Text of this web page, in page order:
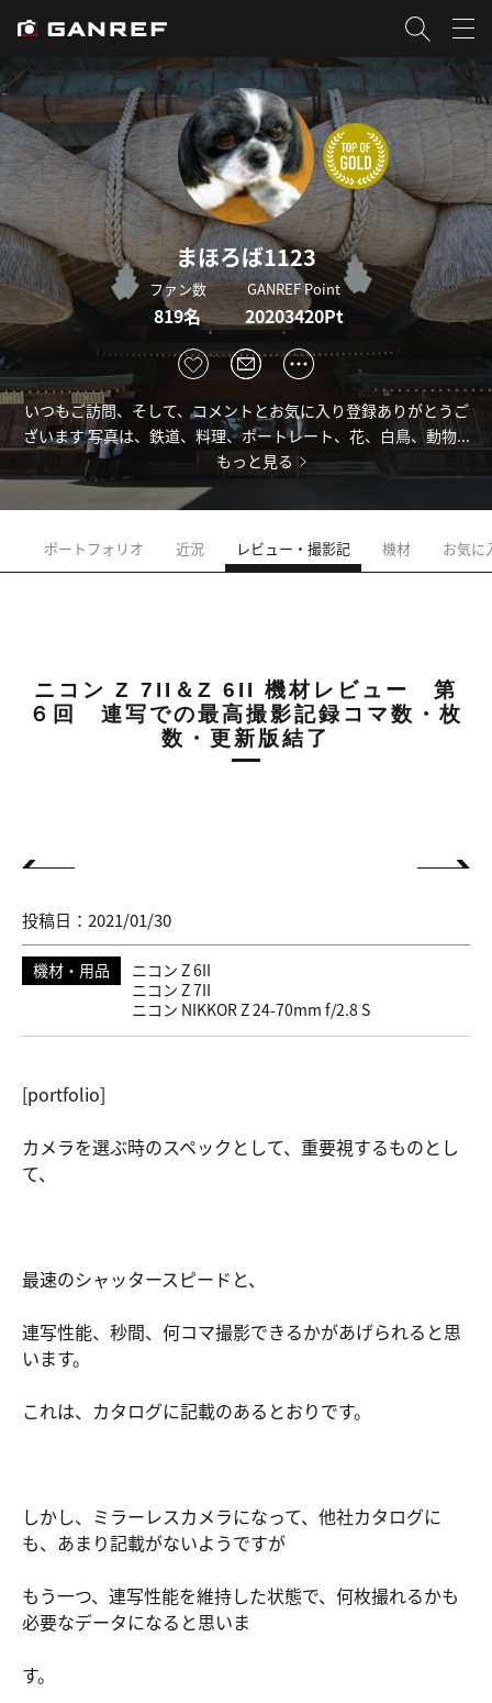
まほろば1123
ファン数
819名
GANREF Point
20203420Pt
いつもご訪問、そして、コメントとお気に入り登録ありがとうご
ざいます 写真は、鉄道、料理、ポートレート、花、白鳥、動物...
もっと見る
ポートフォリオ 近況 レビュー・撮影記 機材 お気に
ニコン Z 7II＆Z 6II 機材レビュー 第
６回 連写での最高撮影記録コマ数・枚
数・更新版結了
投稿日：2021/01/30
機材・用品
ニコン Z 6II
ニコン Z 7II
ニコン NIKKOR Z 24-70mm f/2.8 S
[portfolio]
カメラを選ぶ時のスペックとして、重要視するものとし
て、
最速のシャッタースピードと、
連写性能、秒間、何コマ撮影できるかがあげられると思
います。
これは、カタログに記載のあるとおりです。
しかし、ミラーレスカメラになって、他社カタログに
も、あまり記載がないようですが
もう一つ、連写性能を維持した状態で、何枚撮れるかも
必要なデータになると思いま
す。